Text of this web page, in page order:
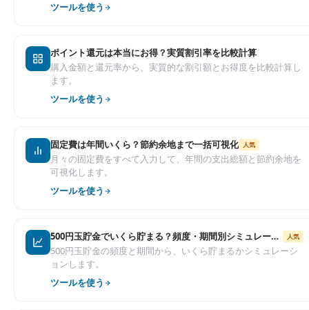
ツールを使う
ポイント還元は本当にお得？実質割引率を比較計算
購入金額と還元率から、実質的な割引額とお得度を比較計算し
ます。
ツールを使う
固定費は年間いくら？節約余地まで一括可視化 人気
月々の固定費をすべて入力して、年間の支出総額と節約余地を
可視化します。
ツールを使う
500円玉貯金でいくら貯まる？頻度・期間別シミュレーター 人気
500円玉貯金の頻度と期間から、いくら貯まるかシミュレーシ
ョンします。
ツールを使う